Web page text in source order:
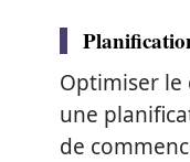
Optimiser le
une
de